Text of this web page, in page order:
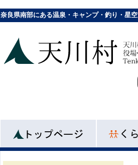
奈良県南部にある温泉・キャンプ・釣り・星